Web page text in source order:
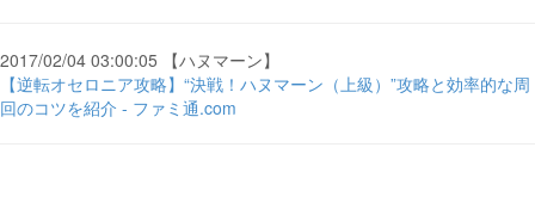
2017/02/04 03:00:05 【ハヌマーン】
【逆転オセロニア攻略】“決戦！ハヌマーン（上級）”攻略と効率的な周
回のコツを紹介 - ファミ通.com